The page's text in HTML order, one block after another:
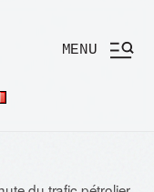
MENU